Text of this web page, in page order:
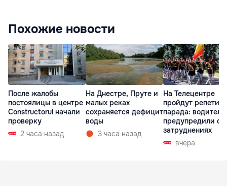
Похожие новости
После жалобы
постоялицы в центре
Constructorul начали
проверку
2 часа назад
На Днестре, Пруте и
малых реках
сохраняется дефицит
воды
3 часа назад
На Телецентре
пройдут
парада:
предупредили о
затруднениях
вчера